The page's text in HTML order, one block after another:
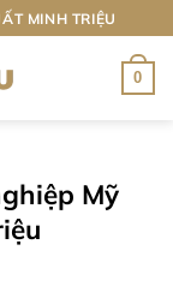
MINH TRIỆU
0
Mỹ